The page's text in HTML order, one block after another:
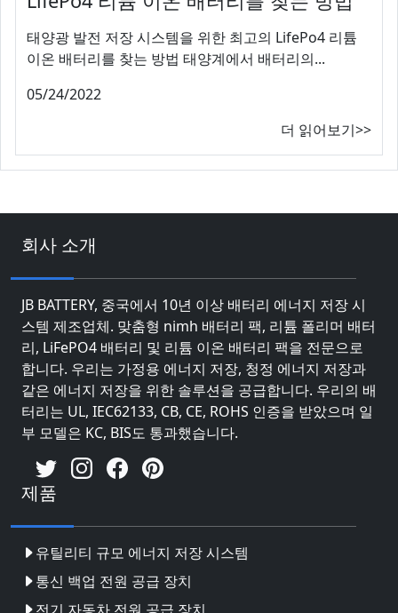
태양광 발전 저장 시스템을 위한 최고의 LifePo4 리튬
이온 배터리를 찾는 방법 태양계에서 배터리의...
05/24/2022
더 읽어보기>>
회사 소개
JB BATTERY, 중국에서 10년 이상 배터리 에너지 저장 시
스템 제조업체. 맞춤형 nimh 배터리 팩, 리튬 폴리머 배터
리, LiFePO4 배터리 및 리튬 이온 배터리 팩을 전문으로
합니다. 우리는 가정용 에너지 저장, 청정 에너지 저장과
같은 에너지 저장을 위한 솔루션을 공급합니다. 우리의 배
터리는 UL, IEC62133, CB, CE, ROHS 인증을 받았으며 일
부 모델은 KC, BIS도 통과했습니다.
제품
유틸리티 규모 에너지 저장 시스템
통신 백업 전원 공급 장치